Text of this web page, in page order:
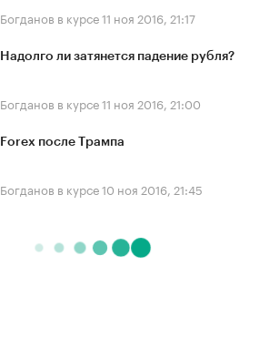
Богданов в курсе11 ноя 2016, 21:17
Надолго ли затянется падение рубля?
Богданов в курсе11 ноя 2016, 21:00
Forex после Трампа
Богданов в курсе10 ноя 2016, 21:45